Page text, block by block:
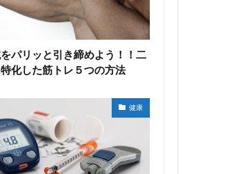
パリッと引き締めよう！！二
化した筋トレ５つの方法
健康